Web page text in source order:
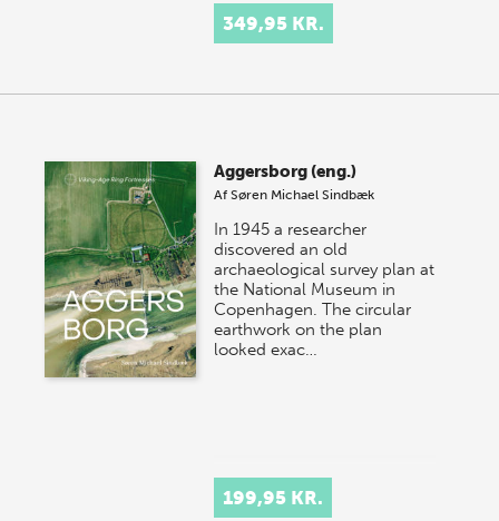
349,95 KR.
Aggersborg (eng.)
AfSøren Michael Sindbæk
In 1945 a researcher
discovered an old
archaeological survey plan at
the National Museum in
Copenhagen. The circular
earthwork on the plan
looked exac…
199,95 KR.